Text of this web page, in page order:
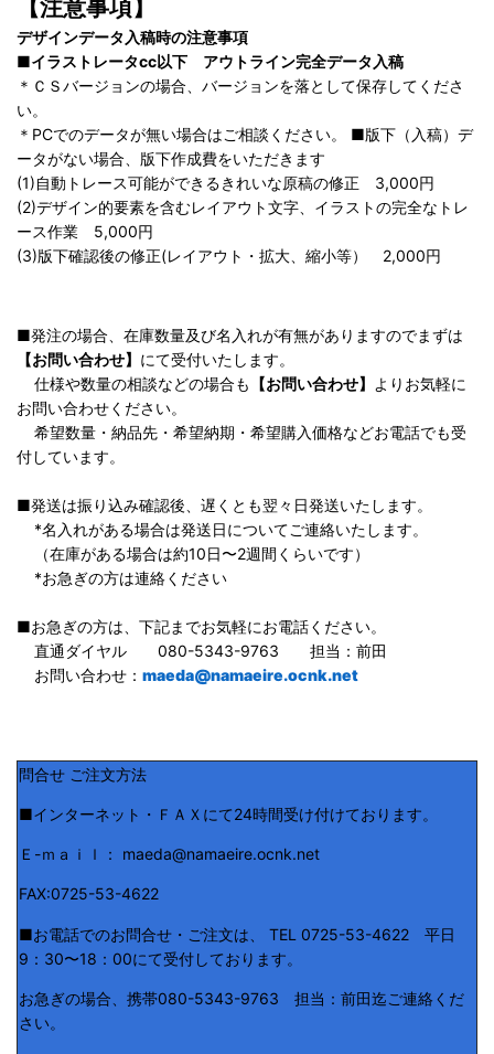
【注意事項】
デザインデータ入稿時の注意事項
■イラストレータcc以下 アウトライン完全データ入稿
＊ＣＳバージョンの場合、バージョンを落として保存してくださ
い。
＊PCでのデータが無い場合はご相談ください。 ■版下（入稿）デ
ータがない場合、版下作成費をいただきます
(1)自動トレース可能ができるきれいな原稿の修正 3,000円
(2)デザイン的要素を含むレイアウト文字、イラストの完全なトレ
ース作業 5,000円
(3)版下確認後の修正(レイアウト・拡大、縮小等） 2,000円
■発注の場合、在庫数量及び名入れが有無がありますのでまずは
【お問い合わせ】 にて受付いたします。
仕様や数量の相談などの場合も
【お問い合わせ】
よりお気軽に
お問い合わせください。
希望数量・納品先・希望納期・希望購入価格などお電話でも受
付しています。
■発送は振り込み確認後、遅くとも翌々日発送いたします。
*名入れがある場合は発送日についてご連絡いたします。
（在庫がある場合は約10日〜2週間くらいです）
*お急ぎの方は連絡ください
■お急ぎの方は、下記までお気軽にお電話ください。
直通ダイヤル 080-5343-9763 担当：前田
お問い合わせ： maeda@namaeire.ocnk.net
問合せ ご注文方法
■インターネット・ＦＡＸにて24時間受け付けております。
Ｅ-ｍａｉｌ： maeda@namaeire.ocnk.net
FAX:0725-53-4622
■お電話でのお問合せ・ご注文は、 TEL 0725-53-4622 平日
9：30〜18：00にて受付しております。
お急ぎの場合、携帯080-5343-9763 担当：前田迄ご連絡くだ
さい。